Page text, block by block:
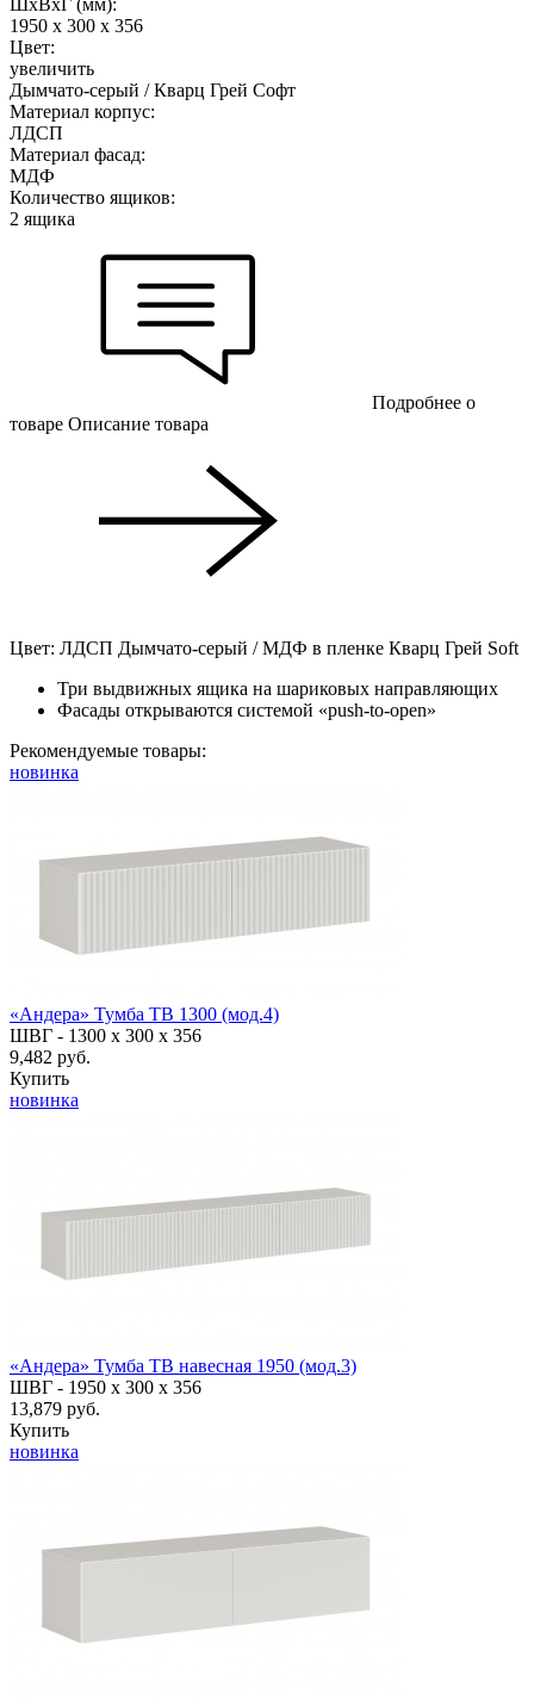
1950 х 300 х 356
Цвет:
увеличить
Дымчато-серый / Кварц Грей Софт
Материал корпус:
ЛДСП
Материал фасад:
МДФ
Количество ящиков:
2 ящика
Подробнее о
товаре Описание товара
Цвет: ЛДСП Дымчато-серый / МДФ в пленке Кварц Грей Soft
Три выдвижных ящика на шариковых направляющих
Фасады открываются системой «push-to-open»
Рекомендуемые товары:
новинка
«Андера» Тумба ТВ 1300 (мод.4)
ШВГ - 1300 х 300 х 356
9,482 руб.
Купить
новинка
«Андера» Тумба ТВ навесная 1950 (мод.3)
ШВГ - 1950 х 300 х 356
13,879 руб.
Купить
новинка